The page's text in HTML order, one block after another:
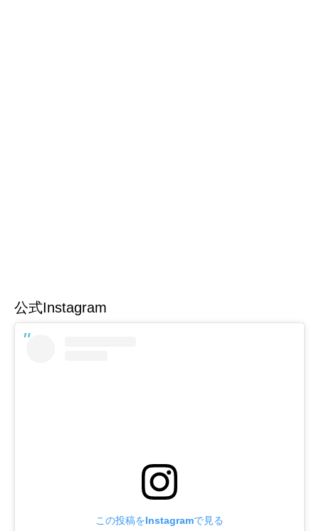
公式Instagram
この投稿をInstagramで見る